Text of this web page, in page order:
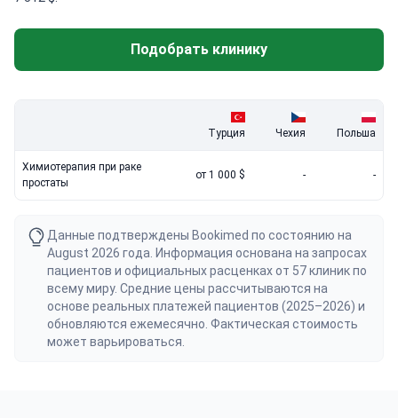
Подобрать клинику
Турция Чехия Польша
Химиотерапия при раке
простаты
от 1 000 $ - -
Данные подтверждены Bookimed по состоянию на
August 2026 года. Информация основана на запросах
пациентов и официальных расценках от 57 клиник по
всему миру. Средние цены рассчитываются на
основе реальных платежей пациентов (2025–2026) и
обновляются ежемесячно. Фактическая стоимость
может варьироваться.